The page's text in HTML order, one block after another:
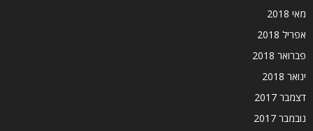
מאי 2018
אפריל 2018
פברואר 2018
ינואר 2018
דצמבר 2017
נובמבר 2017